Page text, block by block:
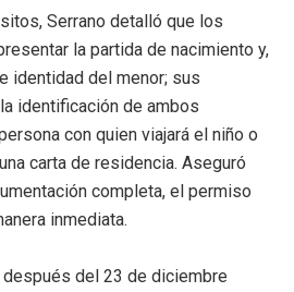
Serrano detalló que los
la partida de nacimiento y,
identidad del menor; sus
identificación de ambos
con quien viajará el niño o
carta de residencia. Aseguró
completa, el permiso
inmediata.
del 23 de diciembre